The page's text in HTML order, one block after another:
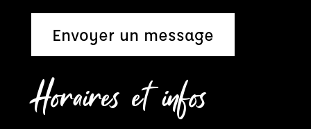
Envoyer un message
Horaires et infos